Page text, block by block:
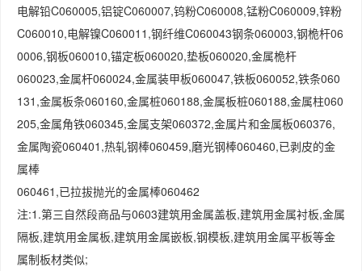
电解铅C060005,铝锭C060007,钨粉C060008,锰粉C060009,锌粉
C060010,电解镍C060011,钢纤维C060043钢条060003,钢桅杆06
0006,钢板060010,锚定板060020,垫板060020,金属桅杆
060023,金属杆060024,金属装甲板060047,铁板060052,铁条060
131,金属板条060160,金属桩060188,金属板桩060188,金属柱060
205,金属角铁060345,金属支架060372,金属片和金属板060376,
金属陶瓷060401,热轧钢棒060459,磨光钢棒060460,已剥皮的金
属棒
060461,已拉拔抛光的金属棒060462
注:1.第三自然段商品与0603建筑用金属盖板,建筑用金属衬板,金属
隔板,建筑用金属板,建筑用金属嵌板,钢模板,建筑用金属平板等金
属制板材类似;